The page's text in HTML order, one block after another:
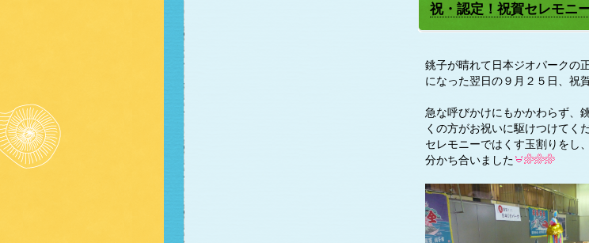
祝・認定！祝賀セレモニ
銚子が晴れて日本ジオパークの
になった翌日の９月２５日、祝
急な呼びかけにもかかわらず、
くの方がお祝いに駆けつけてく
セレモニーではくす玉割りをし
分かち合いました